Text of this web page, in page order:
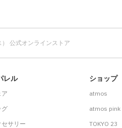
公式オンラインストア
レル
ア
グ
セサリー
ショップ
atmos
atmos pink
TOKYO 23